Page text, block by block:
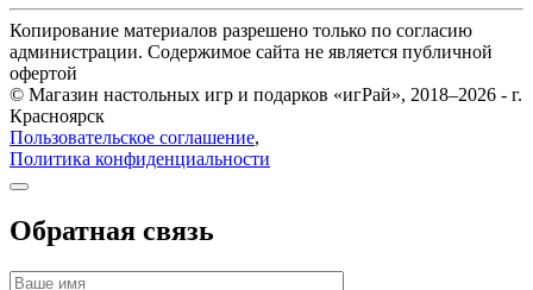
Копирование материалов разрешено только по согласию
администрации. Содержимое сайта не является публичной
офертой
© Магазин настольных игр и подарков «игРай», 2018–2026 - г.
Красноярск
Пользовательское соглашение,
Политика конфиденциальности
Обратная связь